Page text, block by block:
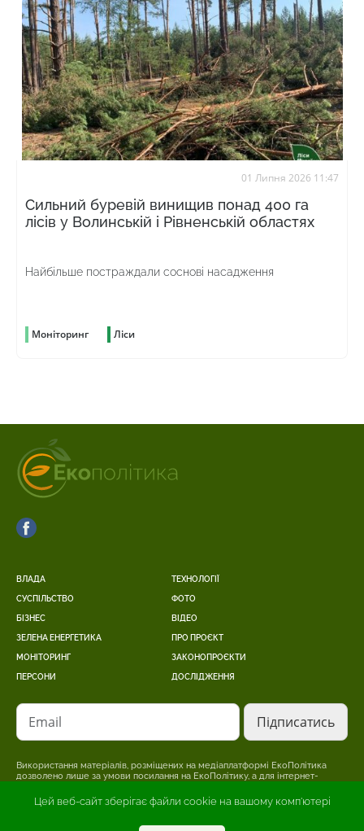
Цей веб-сайт зберігає файли cookie на вашому комп'ютері
01 Липня 2026 11:47
Сильний буревій винищив понад 400 га
лісів у Волинській і Рівненській областях
Найбільше постраждали соснові насадження
Моніторинг Ліси
ВЛАДА
СУСПІЛЬСТВО
БІЗНЕС
ЗЕЛЕНА ЕНЕРГЕТИКА
МОНІТОРИНГ
ПЕРСОНИ
ТЕХНОЛОГІЇ
ФОТО
ВІДЕО
ПРО ПРОЄКТ
ЗАКОНОПРОЄКТИ
ДОСЛІДЖЕННЯ
Email
Використання матеріалів, розміщених на медіаплатформі ЕкоПолітика
дозволено лише за умови посилання на ЕкоПолітику, а для інтернет-
гіперпосилання на сторінку, де розміщено оригінальний матеріал.
матеріалі. Відповідальність за достовірність інформації, опублікованої в